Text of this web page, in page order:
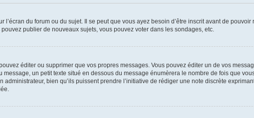
du forum ou du sujet. Il se peut que vous ayez besoin d’être inscrit avant de
publier de nouveaux sujets, vous pouvez voter dans les sondages, etc.
éditer ou supprimer que vos propres messages. Vous pouvez éditer un de vos
un petit texte situé en dessous du message énumèrera le nombre de fois que
administrateur, bien qu’ils puissent prendre l’initiative de rédiger une note discrète